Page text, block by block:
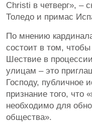
Christi в четверг», –
Толедо и примас
По мнению
состоит в том,
Шествие в
улицам – это
Господу, публичное
признание того, что
необходимо для
общества».